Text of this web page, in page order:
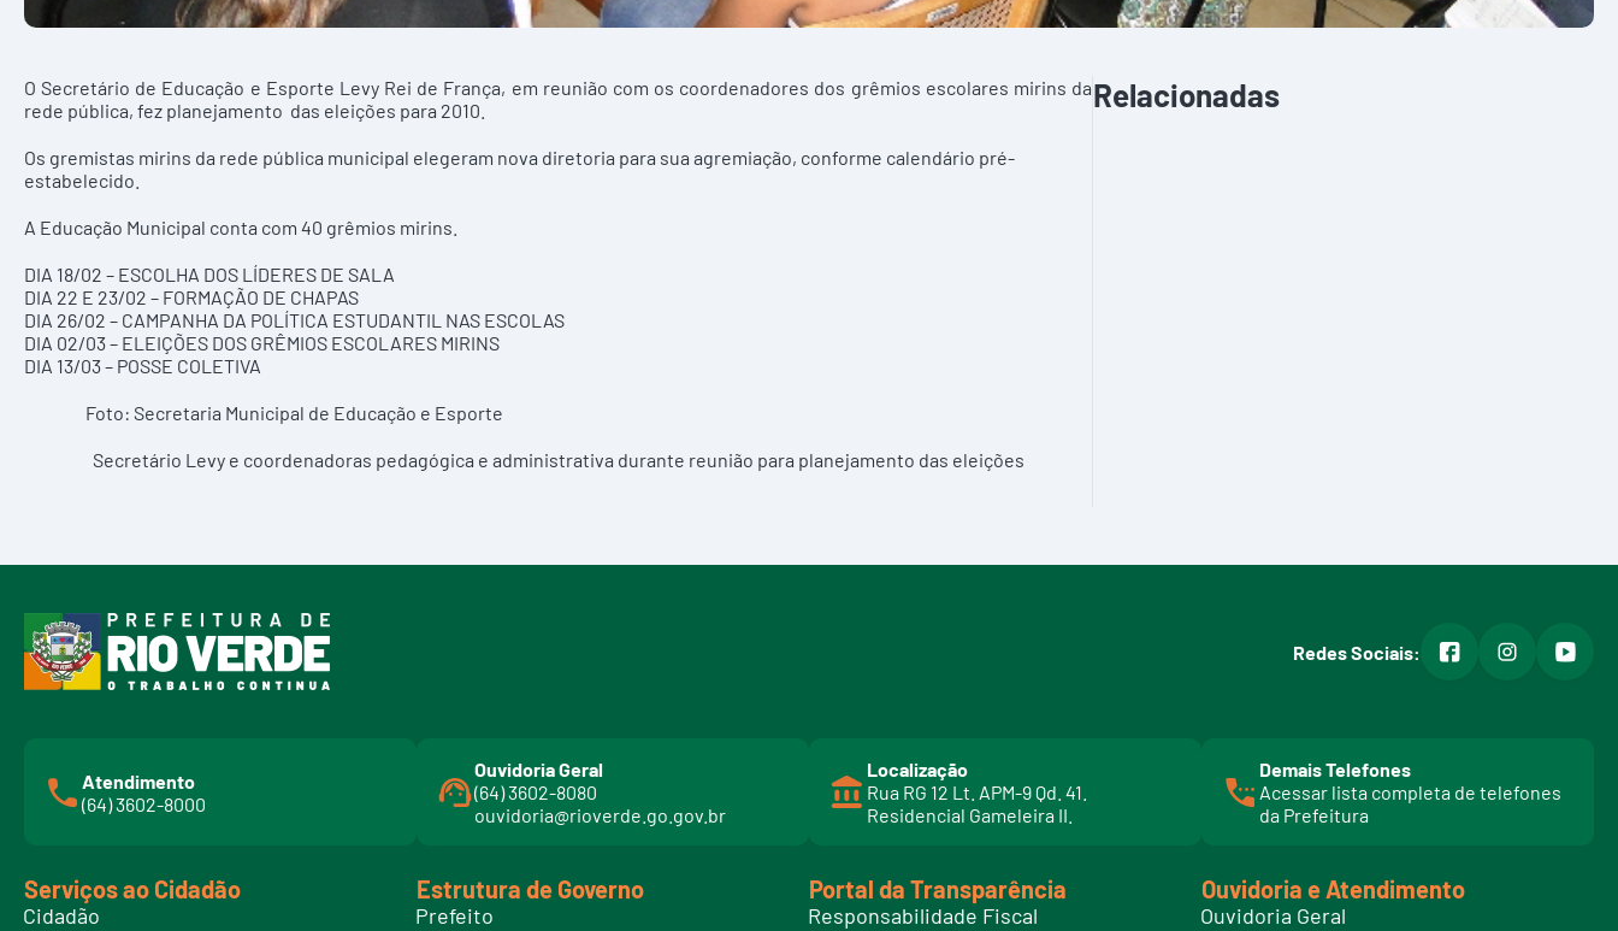
O Secretário de Educação e Esporte Levy Rei de França, em reunião com os coordenadores dos grêmios escolares mirins da
rede pública, fez planejamento das eleições para 2010.
Os gremistas mirins da rede pública municipal elegeram nova diretoria para sua agremiação, conforme calendário pré-
estabelecido.
A Educação Municipal conta com 40 grêmios mirins.
DIA 18/02 – ESCOLHA DOS LÍDERES DE SALA
DIA 22 E 23/02 – FORMAÇÃO DE CHAPAS
DIA 26/02 – CAMPANHA DA POLÍTICA ESTUDANTIL NAS ESCOLAS
DIA 02/03 – ELEIÇÕES DOS GRÊMIOS ESCOLARES MIRINS
DIA 13/03 – POSSE COLETIVA
Foto: Secretaria Municipal de Educação e Esporte
Secretário Levy e coordenadoras pedagógica e administrativa durante reunião para planejamento das eleições
Relacionadas
Redes Sociais: facebookinstagram
Atendimento
(64) 3602-8000
Ouvidoria Geral
(64) 3602-8080
ouvidoria@rioverde.go.gov.br
Localização
Rua RG 12 Lt. APM-9 Qd. 41.
Residencial Gameleira II.
Demais Telefones
Acessar lista completa de telefones
da Prefeitura
l
i
t
e
Serviços ao Cidadão
Cidadão
Estrutura de Governo
Prefeito
Portal da Transparência
Responsabilidade Fiscal
Ouvidoria e Atendimento
Ouvidoria Geral